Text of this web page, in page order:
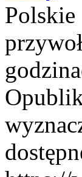
Polskie